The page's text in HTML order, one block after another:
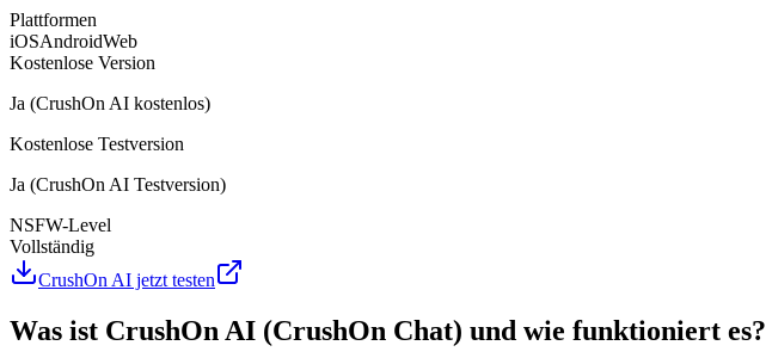
Plattformen
iOSAndroidWeb
Kostenlose Version
Ja (CrushOn AI kostenlos)
Kostenlose Testversion
Ja (CrushOn AI Testversion)
NSFW-Level
Vollständig
CrushOn AI jetzt testen
Was ist CrushOn AI (CrushOn Chat) und wie funktioniert es?